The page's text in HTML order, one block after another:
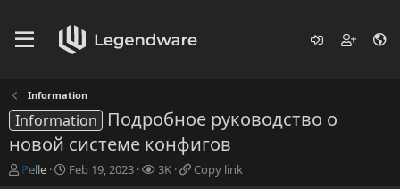
Information
Information
Подробное руководство о
новой системе конфигов
T
Pelle
S
Feb 19, 2023
V
3K
C
Copy link